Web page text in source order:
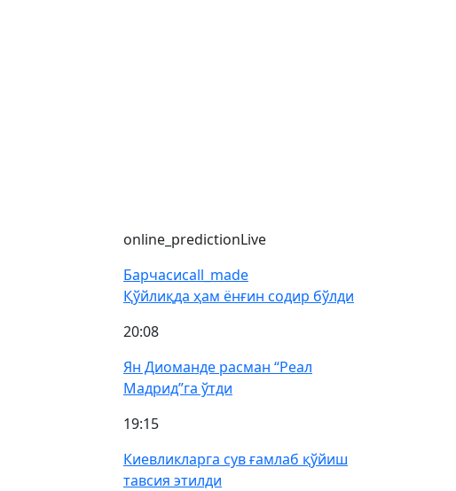
online_predictionLive
Барчасиcall_made
Қўйлиқда ҳам ёнғин содир бўлди
20:08
Ян Диоманде расман “Реал
Мадрид”га ўтди
19:15
Киевликларга сув ғамлаб қўйиш
тавсия этилди